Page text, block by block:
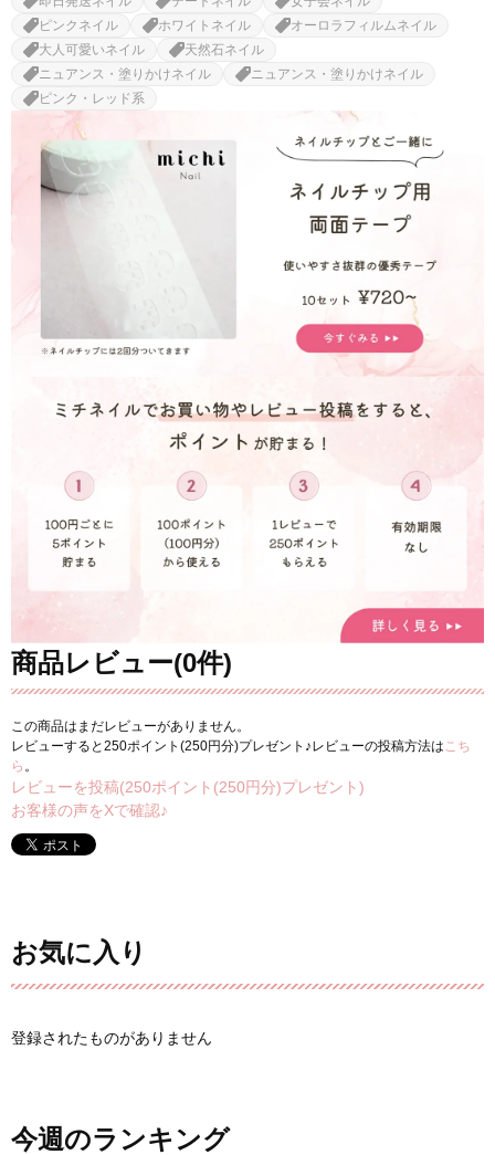
ピンクネイル
ホワイトネイル
オーロラフィルムネイル
大人可愛いネイル
天然石ネイル
ニュアンス・塗りかけネイル
ニュアンス・塗りかけネイル
ピンク・レッド系
商品レビュー(0件)
この商品はまだレビューがありません。
レビューすると250ポイント(250円分)プレゼント♪レビューの投稿方法は こち
ら 。
レビューを投稿(250ポイント(250円分)プレゼント)
お客様の声をXで確認♪
お気に入り
登録されたものがありません
今週のランキング